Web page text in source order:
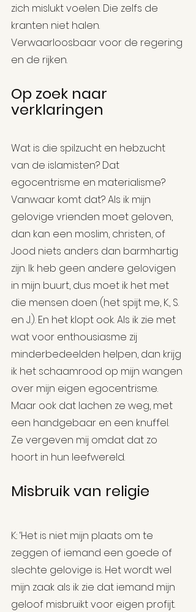
zich mislukt voelen. Die zelfs de
kranten niet halen.
Verwaarloosbaar voor de regering
en de rijken.
Op zoek naar
verklaringen
Wat is die spilzucht en hebzucht
van de islamisten? Dat
egocentrisme en materialisme?
Vanwaar komt dat? Als ik mijn
gelovige vrienden moet geloven,
dan kan een moslim, christen, of
Jood niets anders dan barmhartig
zijn. Ik heb geen andere gelovigen
in mijn buurt, dus moet ik het met
die mensen doen (het spijt me, K., S.
en J.). En het klopt ook. Als ik zie met
wat voor enthousiasme zij
minderbedeelden helpen, dan krijg
ik het schaamrood op mijn wangen
over mijn eigen egocentrisme.
Maar ook dat lachen ze weg, met
een handgebaar en een knuffel.
Ze vergeven mij omdat dat zo
hoort in hun leefwereld.
Misbruik van religie
K.: ‘Het is niet mijn plaats om te
zeggen of iemand een goede of
slechte gelovige is. Het wordt wel
mijn zaak als ik zie dat iemand mijn
geloof misbruikt voor eigen profijt.